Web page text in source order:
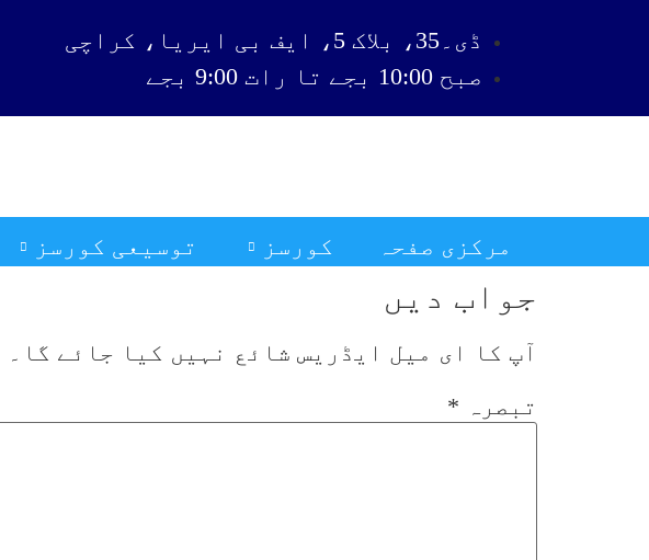
ڈی۔35، بلاک 5، ایف بی ایریا، کراچی
صبح 10:00 بجے تا رات 9:00 بجے
مرکزی صفحہ کورسز توسیعی کورسز
جواب دیں
آپ کا ای میل ایڈریس شائع نہیں کیا جائے گا۔
تبصرہ *